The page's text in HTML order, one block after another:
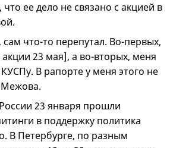
что ее дело не связано с акцией в
что-то перепутал. Во-первых,
акции 23 мая], а во-вторых, меня
В рапорте у меня этого не
23 января прошли
в поддержку политика
В Петербурге, по разным